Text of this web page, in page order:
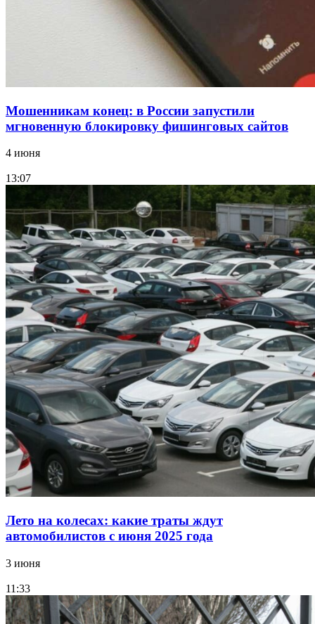
Мошенникам конец: в России запустили
мгновенную блокировку фишинговых сайтов
4 июня
13:07
Лето на колесах: какие траты ждут
автомобилистов с июня 2025 года
3 июня
11:33